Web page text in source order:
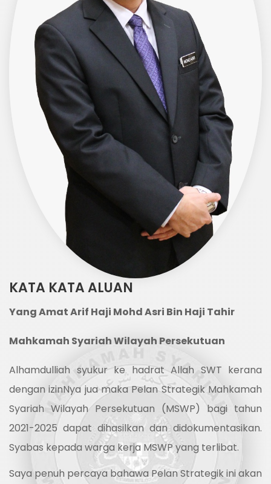
KATA KATA ALUAN
Yang Amat Arif Haji Mohd Asri Bin Haji Tahir
Mahkamah Syariah Wilayah Persekutuan
Alhamdulliah syukur ke hadrat Allah SWT kerana
dengan izinNya jua maka Pelan Strategik Mahkamah
Syariah Wilayah Persekutuan (MSWP) bagi tahun
2021-2025 dapat dihasilkan dan didokumentasikan.
Syabas kepada warga kerja MSWP yang terlibat.
Saya penuh percaya bahawa Pelan Strategik ini akan